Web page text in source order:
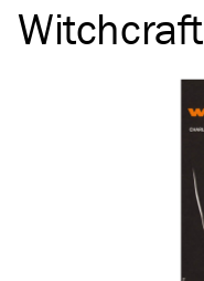
Witchcraft